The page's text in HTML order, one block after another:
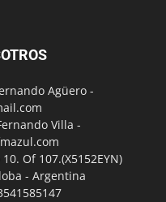
Agüero -
Villa -
Of 107.(X5152EYN)
- Argentina